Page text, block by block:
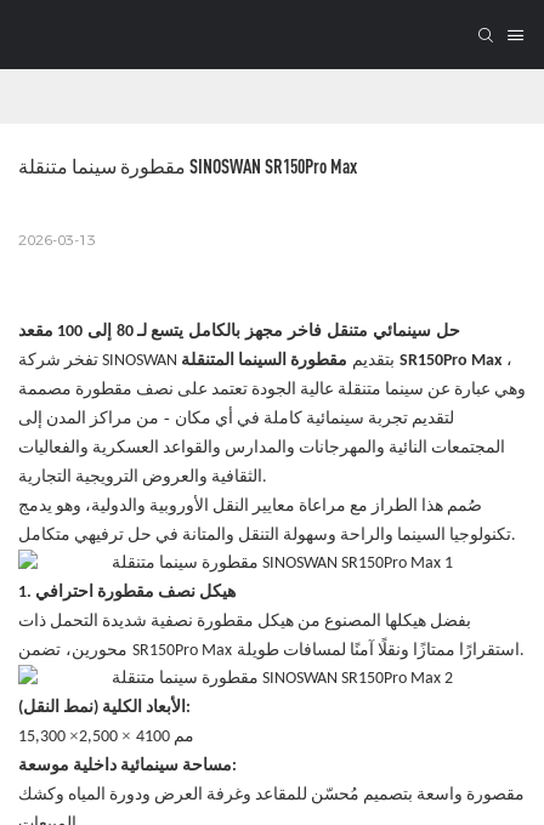
مقطورة سينما متنقلة SINOSWAN SR150Pro Max
2026-03-13
حل سينمائي متنقل فاخر مجهز بالكامل يتسع لـ 80 إلى 100 مقعد
تفخر شركة SINOSWAN بتقديم مقطورة السينما المتنقلة SR150Pro Max ،
وهي عبارة عن سينما متنقلة عالية الجودة تعتمد على نصف مقطورة مصممة
لتقديم تجربة سينمائية كاملة في أي مكان - من مراكز المدن إلى
المجتمعات النائية والمهرجانات والمدارس والقواعد العسكرية والفعاليات
الثقافية والعروض الترويجية التجارية.
صُمم هذا الطراز مع مراعاة معايير النقل الأوروبية والدولية، وهو يدمج
تكنولوجيا السينما والراحة وسهولة التنقل والمتانة في حل ترفيهي متكامل.
1. هيكل نصف مقطورة احترافي
بفضل هيكلها المصنوع من هيكل مقطورة نصفية شديدة التحمل ذات
محورين، SR150Pro Max استقرارًا ممتازًا ونقلًا آمنًا لمسافات طويلة.
الأبعاد الكلية (نمط النقل):
15,300 ×2,500 ×
4100 مم
مساحة سينمائية داخلية موسعة:
مقصورة واسعة بتصميم مُحسّن للمقاعد وغرفة العرض ودورة المياه وكشك